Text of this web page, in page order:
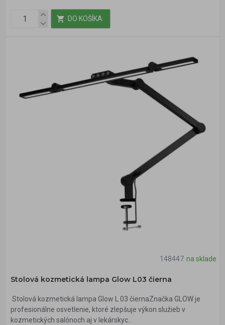
DO KOŠÍKA
148447 na sklade
Stolová kozmetická lampa Glow L03 čierna
Stolová kozmetická lampa Glow L 03 čiernaZnačka GLOW je
profesionálne osvetlenie, ktoré zlepšuje výkon služieb v
kozmetických salónoch aj v lekárskyc..